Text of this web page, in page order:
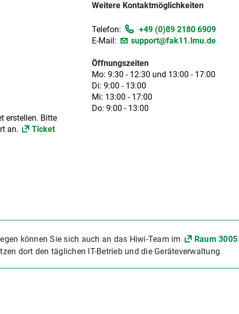
erstellen. Bitte
an.
Ticket
Weitere Kontaktmöglichkeiten
Telefon:
+49 (0)89 2180 6909
E-Mail:
support@fak11.lmu.de
Öffnungszeiten
Mo: 9:30 - 12:30 und 13:00 - 17:00
Di: 9:00 - 13:00
Mi: 13:00 - 17:00
Do: 9:00 - 13:00
können Sie sich auch an das Hiwi-Team im Raum 3005
dort den täglichen IT-Betrieb und die Geräteverwaltung.